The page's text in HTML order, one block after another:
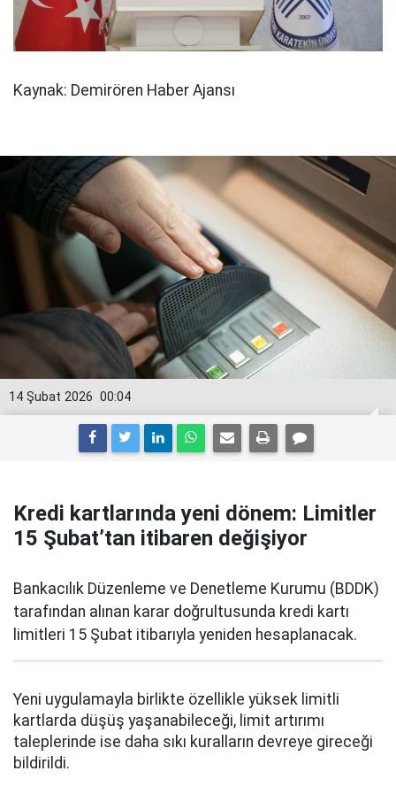
Kaynak: Demirören Haber Ajansı
00:04
14 Şubat 2026
Kredi kartlarında yeni dönem: Limitler
15 Şubat’tan itibaren değişiyor
Bankacılık Düzenleme ve Denetleme Kurumu (BDDK)
tarafından alınan karar doğrultusunda kredi kartı
limitleri 15 Şubat itibarıyla yeniden hesaplanacak.
Yeni uygulamayla birlikte özellikle yüksek limitli
kartlarda düşüş yaşanabileceği, limit artırımı
taleplerinde ise daha sıkı kuralların devreye gireceği
bildirildi.